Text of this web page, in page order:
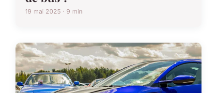
19 mai 2025 · 9 min